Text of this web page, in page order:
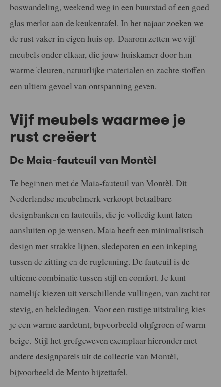
boswandeling, weekend weg in een buurstad of een goed
glas merlot aan de keukentafel. In het najaar zoeken we
de rust vaker in eigen huis op. Daarom zetten we vijf
meubels onder elkaar, die jouw huiskamer door hun
warme kleuren, natuurlijke materialen en zachte stoffen
een ultiem gevoel van ontspanning geven.
Vijf meubels waarmee je
rust creëert
De Maia-fauteuil van Montèl
Te beginnen met de Maia-fauteuil van Montèl. Dit
Nederlandse meubelmerk verkoopt betaalbare
designbanken en fauteuils, die je volledig kunt laten
aansluiten op je wensen. Maia heeft een minimalistisch
design met strakke lijnen, sledepoten en een inkeping
tussen de zitting en de rugleuning. De fauteuil is de
ultieme combinatie tussen stijl en comfort. Je kunt
namelijk kiezen uit verschillende vullingen, van zacht tot
stevig, en bekledingen. Voor een rustige uitstraling kies
je een warme aardetint, bijvoorbeeld olijfgroen of warm
beige. Stijl het grofgeweven exemplaar hieronder met
andere designparels uit de collectie van Montèl,
bijvoorbeeld de Mento bijzettafel.